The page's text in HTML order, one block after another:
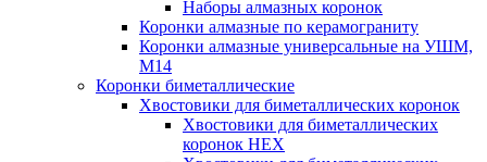
Наборы алмазных коронок
Коронки алмазные по керамограниту
Коронки алмазные универсальные на УШМ,
М14
Коронки биметаллические
Хвостовики для биметаллических коронок
Хвостовики для биметаллических
коронок HEX